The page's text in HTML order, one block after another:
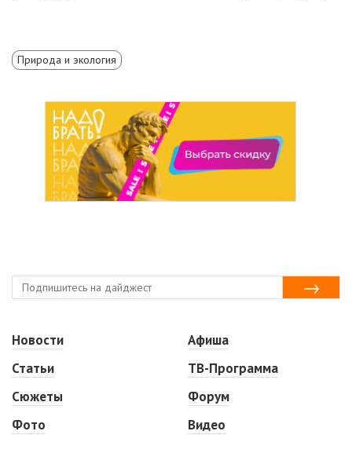
Природа и экология
Новости
Статьи
Сюжеты
Фото
Афиша
ТВ-Программа
Форум
Видео